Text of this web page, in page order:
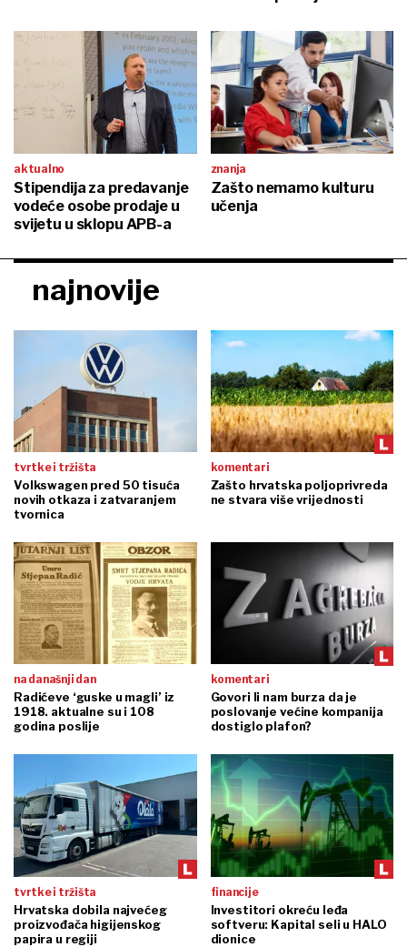
aktualno
Stipendija za predavanje
vodeće osobe prodaje u
svijetu u sklopu APB-a
znanja
Zašto nemamo kulturu
učenja
najnovije
tvrtke i tržišta
Volkswagen pred 50 tisuća
novih otkaza i zatvaranjem
tvornica
komentari
Zašto hrvatska poljoprivreda
ne stvara više vrijednosti
na današnji dan
Radićeve ‘guske u magli’ iz
1918. aktualne su i 108
godina poslije
komentari
Govori li nam burza da je
poslovanje većine kompanija
dostiglo plafon?
tvrtke i tržišta
Hrvatska dobila najvećeg
proizvođača higijenskog
papira u regiji
financije
Investitori okreću leđa
softveru: Kapital seli u HALO
dionice